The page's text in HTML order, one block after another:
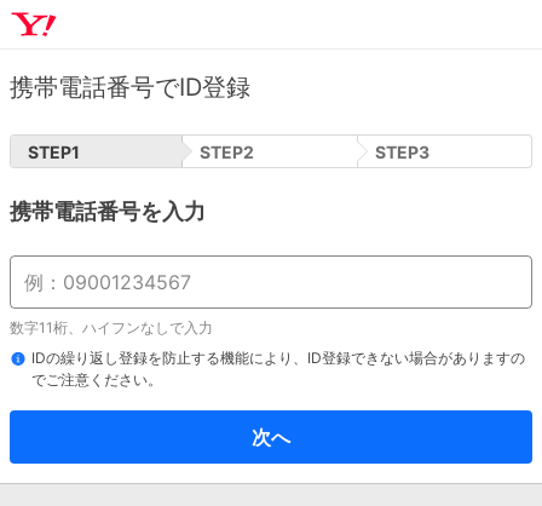
携帯電話番号でID登録
STEP1 STEP2 STEP3
携帯電話番号を入力
数字11桁、ハイフンなしで入力
IDの繰り返し登録を防止する機能により、ID登録できない場合がありますの
でご注意ください。
次へ